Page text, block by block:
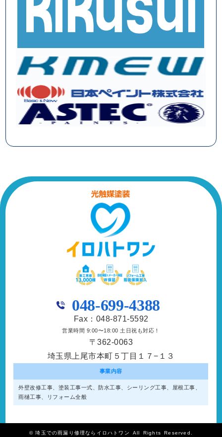
048-699-4388
Fax：048-871-5592
営業時間 9:00〜18:00 土日祝も対応！
〒362-0063
埼玉県上尾市本町５丁目１７−１３
事業内容
外壁改修工事、塗装工事⼀式、防水工事、シーリング工事、屋根工事、
雨樋工事、リフォーム全般
©埼玉での雨漏り修理ならイロハトワン All Rights Reserved.